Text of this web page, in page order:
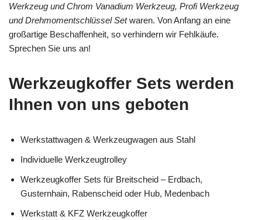
Werkzeug und Chrom Vanadium Werkzeug, Profi Werkzeug
und Drehmomentschlüssel Setwaren. Von Anfang an eine
großartige Beschaffenheit, so verhindern wir Fehlkäufe.
Sprechen Sie uns an!
Werkzeugkoffer Sets werden
Ihnen von uns geboten
Werkstattwagen & Werkzeugwagen aus Stahl
Individuelle Werkzeugtrolley
Werkzeugkoffer Sets für Breitscheid – Erdbach,
Gusternhain, Rabenscheid oder Hub, Medenbach
Werkstatt & KFZ Werkzeugkoffer